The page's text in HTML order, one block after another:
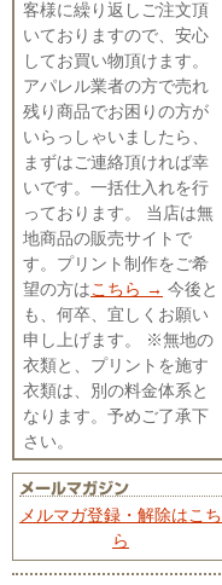
客様に繰り返しご注文頂
いておりますので、安心
してお買い物頂けます。
アパレル業者の方で売れ
残り商品でお困りの方が
いらっしゃいましたら、
まずはご連絡頂ければ幸
いです。一括仕入れを行
っております。 当店は無
地商品の販売サイトで
す。プリント制作をご希
望の方はこちら → 今後と
も、何卒、宜しくお願い
申し上げます。 ※無地の
衣類と、プリントを施す
衣類は、別の料金体系と
なります。予めご了承下
さい。
メルマガ登録・解除はこち
ら